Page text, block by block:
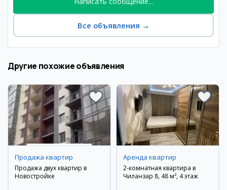
Все объявления →
Другие похожие объявления
Продажа квартир
Продажа двух квартир в
Новостройке
Аренда квартир
2-комнатная квартира в
Чиланзар 8, 48 м², 4 этаж